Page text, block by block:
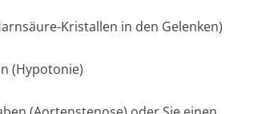
Kristallen in den Gelenken)
(Hypotonie)